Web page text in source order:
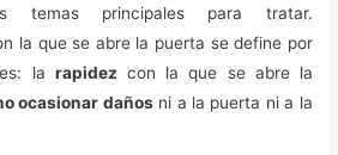
temas principales para tratar.
la que se abre la puerta se define por
la rapidez con la que se abre la
ocasionar dañosni a la puerta ni a la